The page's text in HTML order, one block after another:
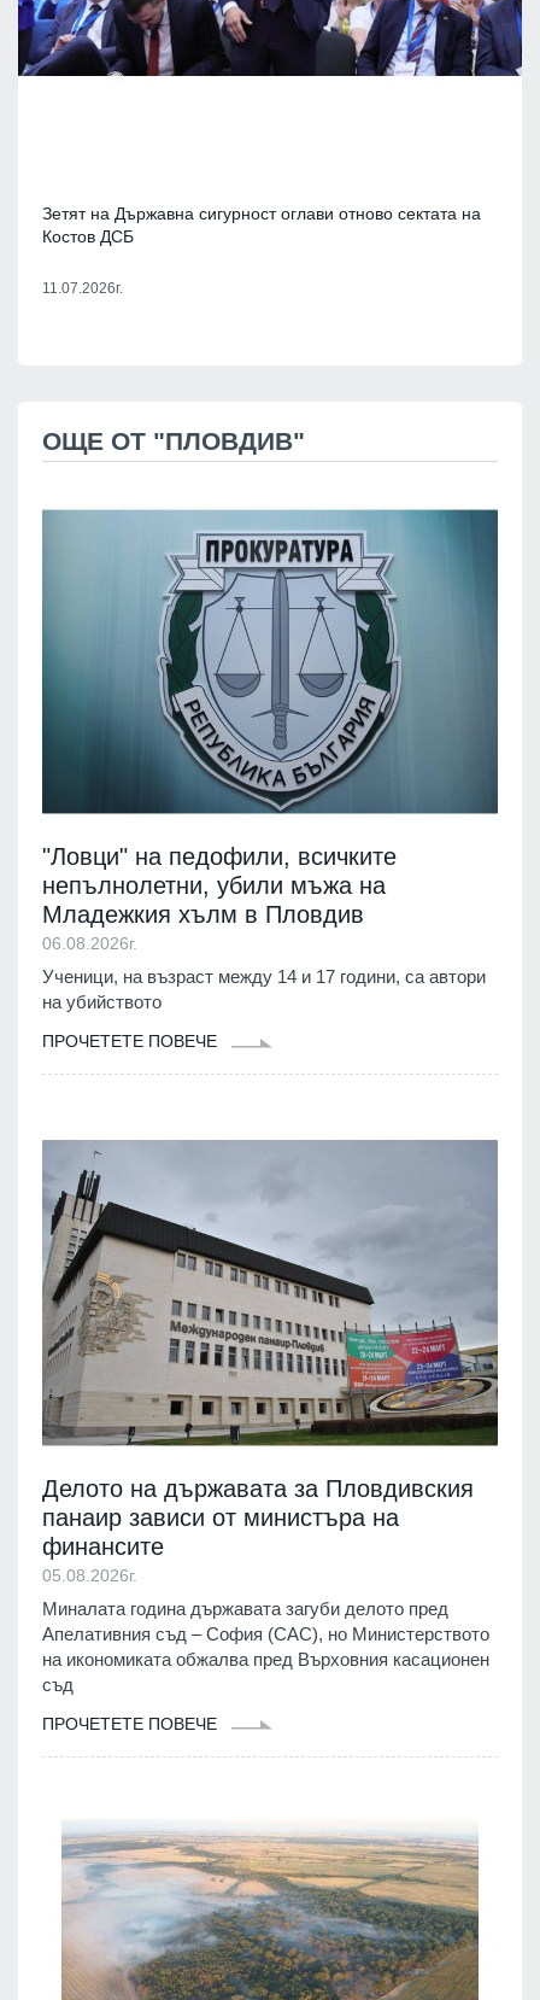
Зетят на Държавна сигурност оглави отново сектата на
Костов ДСБ
11.07.2026г.
ОЩЕ ОТ "ПЛОВДИВ"
"Ловци" на педофили, всичките
непълнолетни, убили мъжа на
Младежкия хълм в Пловдив
06.08.2026г.
Ученици, на възраст между 14 и 17 години, са автори
на убийството
ПРОЧЕТЕТЕ ПОВЕЧЕ
Делото на държавата за Пловдивския
панаир зависи от министъра на
финансите
05.08.2026г.
Миналата година държавата загуби делото пред
Апелативния съд – София (САС), но Министерството
на икономиката обжалва пред Върховния касационен
съд
ПРОЧЕТЕТЕ ПОВЕЧЕ